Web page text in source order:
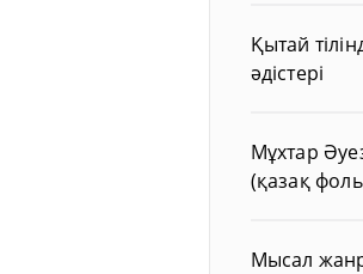
Қытай
әдістері
Мұхтар
(қазақ
Мысал